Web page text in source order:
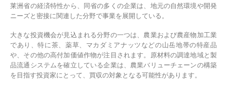
莱洲省の経済特性から、同省の多くの企業は、地元の自然環境や開発
ニーズと密接に関連した分野で事業を展開している。
大きな投資機会が見込まれる分野の一つは、農業および農産物加工業
であり、特に茶、薬草、マカダミアナッツなどの山岳地帯の特産品
や、その他の高付加価値作物が注目されます。原材料の調達地域と製
品流通システムを確立している企業は、農業バリューチェーンの構築
を目指す投資家にとって、買収の対象となる可能性があります。